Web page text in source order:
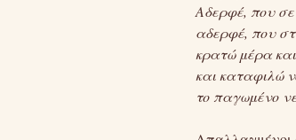
Αδερφέ, που
αδερφέ, που
κρατώ μέρα
και καταφιλώ
το παγωμένο